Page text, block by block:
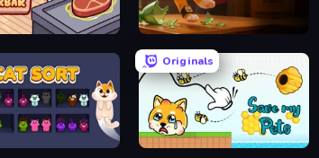
Bar Bad Cat Prankster
Originals